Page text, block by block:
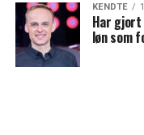
KENDTE
Har gjort
løn som